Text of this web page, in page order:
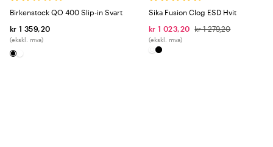
Birkenstock QO 400 Slip-in Svart
kr 1 359,20
(ekskl. mva)
Sika Fusion Clog ESD Hvit
kr 1 023,20
kr 1 279,20
(ekskl. mva)